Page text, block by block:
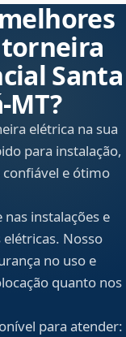
Santa
elétrica na sua
para instalação,
e ótimo
instalações e
Nosso
no uso e
quanto nos
para atender: